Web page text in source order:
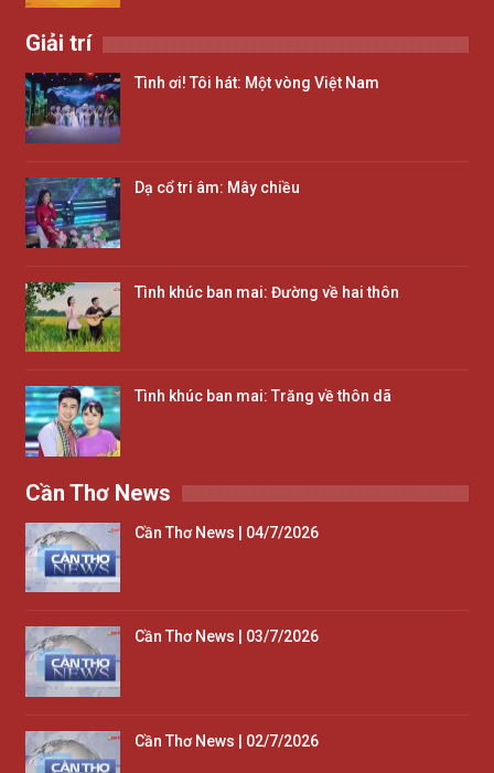
Giải trí
Tình ơi! Tôi hát: Một vòng Việt Nam
Dạ cổ tri âm: Mây chiều
Tình khúc ban mai: Đường về hai thôn
Tình khúc ban mai: Trăng về thôn dã
Cần Thơ News
Cần Thơ News | 04/7/2026
Cần Thơ News | 03/7/2026
Cần Thơ News | 02/7/2026